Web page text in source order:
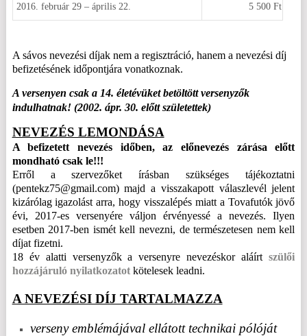
2016. február 29 – április 22. 5 500 Ft
A sávos nevezési díjak nem a regisztráció, hanem a nevezési díj
befizetésének időpontjára vonatkoznak.
A versenyen csak a 14. életévüket betöltött versenyzők
indulhatnak! (2002. ápr. 30. előtt születettek)
NEVEZÉS LEMONDÁSA
A befizetett nevezés időben, az előnevezés zárása előtt
mondható csak le!!!
Erről a szervezőket írásban szükséges tájékoztatni
(pentekz75@gmail.com) majd a visszakapott válaszlevél jelent
kizárólag igazolást arra, hogy visszalépés miatt a Tovafutók jövő
évi, 2017-es versenyére váljon érvényessé a nevezés. Ilyen
esetben 2017-ben ismét kell nevezni, de természetesen nem kell
díjat fizetni.
18 év alatti versenyzők a versenyre nevezéskor aláírtszülői
hozzájáruló nyilatkozatotkötelesek leadni.
A NEVEZÉSI DÍJ TARTALMAZZA
verseny emblémájával ellátott technikai pólóját